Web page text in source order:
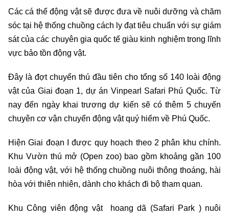
Các cá thể động vật sẽ được đưa về nuôi dưỡng và chăm
sóc tại hệ thống chuồng cách ly đạt tiêu chuẩn với sự giám
sát của các chuyên gia quốc tế giàu kinh nghiệm trong lĩnh
vực bảo tồn động vật.
Đây là đợt chuyển thú đầu tiên cho tổng số 140 loài động
vật của Giai đoạn 1, dự án Vinpearl Safari Phú Quốc. Từ
nay đến ngày khai trương dự kiến sẽ có thêm 5 chuyến
chuyên cơ vận chuyển động vật quý hiếm về Phú Quốc.
Hiện Giai đoạn I được quy hoạch theo 2 phân khu chính.
Khu Vườn thú mở (Open zoo) bao gồm khoảng gần 100
loài động vật, với hệ thống chuồng nuôi thông thoáng, hài
hòa với thiên nhiên, dành cho khách đi bộ tham quan.
Khu Công viên động vật hoang dã (Safari Park ) nuôi